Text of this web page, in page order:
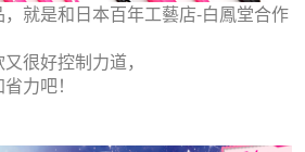
就是和日本百年工藝店-白鳳堂合作
很好控制力道，
力吧！